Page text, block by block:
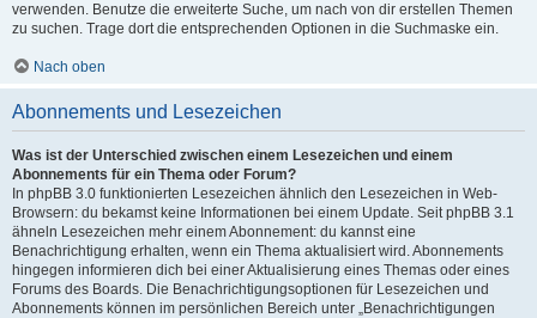
verwenden. Benutze die erweiterte Suche, um nach von dir erstellen Themen
zu suchen. Trage dort die entsprechenden Optionen in die Suchmaske ein.
Nach oben
Abonnements und Lesezeichen
Was ist der Unterschied zwischen einem Lesezeichen und einem
Abonnements für ein Thema oder Forum?
In phpBB 3.0 funktionierten Lesezeichen ähnlich den Lesezeichen in Web-
Browsern: du bekamst keine Informationen bei einem Update. Seit phpBB 3.1
ähneln Lesezeichen mehr einem Abonnement: du kannst eine
Benachrichtigung erhalten, wenn ein Thema aktualisiert wird. Abonnements
hingegen informieren dich bei einer Aktualisierung eines Themas oder eines
Forums des Boards. Die Benachrichtigungsoptionen für Lesezeichen und
Abonnements können im persönlichen Bereich unter „Benachrichtigungen